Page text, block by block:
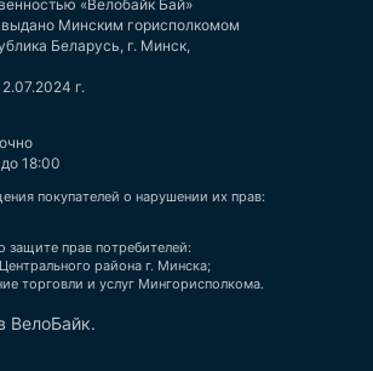
«Велобайк Бай»
Минским горисполкомом
Беларусь, г. Минск,
г.
18:00
покупателей о нарушении их прав:
защите прав потребителей:
района г. Минска;
торговли и услуг Мингорисполкома.
ВелоБайк.